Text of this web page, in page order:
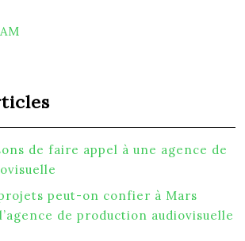
de faire appel à une agence de
peut-on confier à Mars
de production audiovisuelle